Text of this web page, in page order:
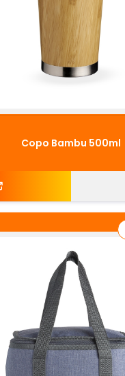
Copo Bambu 500ml